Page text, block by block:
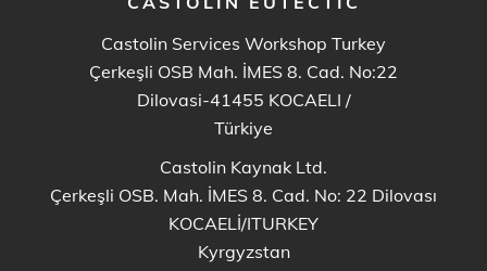
Castolin Services Workshop Turkey
Çerkeşli OSB Mah. İMES 8. Cad. No:22
Dilovasi-41455 KOCAELI /
Türkiye
Castolin Kaynak Ltd.
Çerkeşli OSB. Mah. İMES 8. Cad. No: 22 Dilovası
KOCAELİ/ITURKEY
Kyrgyzstan